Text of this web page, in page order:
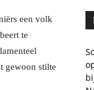
een volk
te
gewoon stilte